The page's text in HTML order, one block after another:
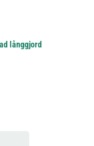
långgjord